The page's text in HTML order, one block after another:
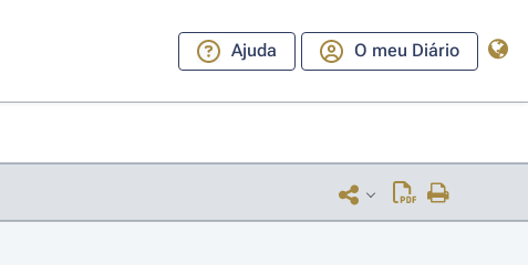
Ajuda O meu Diário